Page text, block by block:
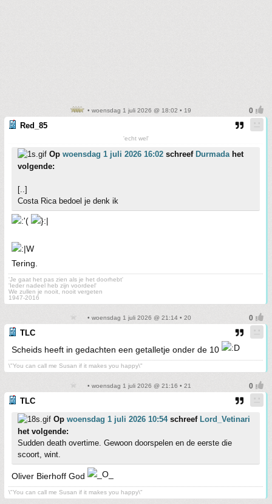
• woensdag 1 juli 2026 @ 18:02 • 19
Red_85
'echt wel'
Op woensdag 1 juli 2026 16:02 schreef Durmadahet
volgende:
[..]
Costa Rica bedoel je denk ik
Tering.
'Je gaat het pas zien als je het doorhebt'
'Ieder nadeel heb zijn voordeel'
We zullen je nooit, nooit vergeten
1947-2016
• woensdag 1 juli 2026 @ 21:14 • 20
TLC
Scheids heeft in gedachten een getalletje onder de 10
\"You can call me Susan if it makes you happy\"
• woensdag 1 juli 2026 @ 21:16 • 21
TLC
Op woensdag 1 juli 2026 10:54schreef Lord_Vetinari
het volgende:
Sudden death overtime. Gewoon doorspelen en de eerste die
scoort, wint.
Oliver Bierhoff God
\"You can call me Susan if it makes you happy\"